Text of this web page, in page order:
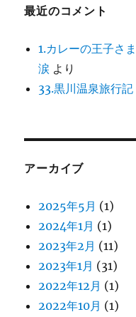
最近のコメント
1.カレーの王子さま
涙 より
33.黒川温泉旅行記
アーカイブ
2025年5月 (1)
2024年1月 (1)
2023年2月 (11)
2023年1月 (31)
2022年12月 (1)
2022年10月 (1)